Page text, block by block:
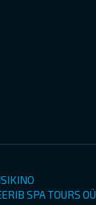
SPA TOURS OÜ